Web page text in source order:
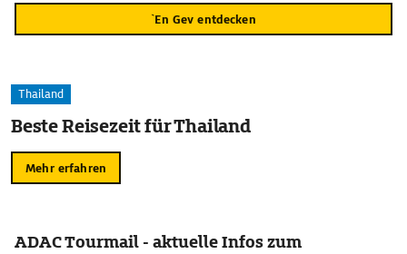
`En Gev entdecken
Thailand
Beste Reisezeit für Thailand
Mehr erfahren
ADAC Tourmail - aktuelle Infos zum